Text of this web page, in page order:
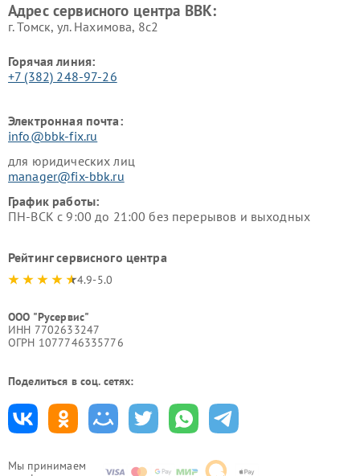
Мы принимаем
Адрес сервисного центра BBK:
г. Томск, ул. Нахимова, 8с2
Горячая линия:
+7 (382) 248-97-26
Электронная почта:
info@bbk-fix.ru
для юридических лиц
manager@fix-bbk.ru
График работы:
ПН-ВСК с 9:00 до 21:00 без перерывов и выходных
Рейтинг сервисного центра
4.9-5.0
ООО "Русервис"
ИНН 7702633247
ОГРН 1077746335776
Поделиться в соц. сетях: